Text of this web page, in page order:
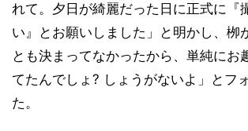
れて。夕日が綺麗だった日に正式に『
い』とお願いしました」と明かし、栁
とも決まってなかったから、単純にお
てたんでしょ? しょうがないよ」とフ
た。